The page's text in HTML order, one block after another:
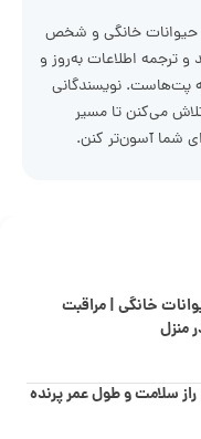
حیوانات خانگی و شخص
ترجمه اطلاعات به‌روز و
پت‌هاست. نویسندگانی
می‌کنن تا مسیر
شما آسون‌تر کنن.
خانگی | مراقبت
منزل
سلامت و طول عمر پرنده